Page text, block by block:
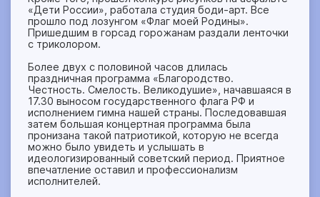
«Дети России», работала студия боди-арт. Все
прошло под лозунгом «Флаг моей Родины».
Пришедшим в горсад горожанам раздали ленточки
с триколором.
Более двух с половиной часов длилась
праздничная программа «Благородство.
Честность. Смелость. Великодушие», начавшаяся в
17.30 выносом государственного флага РФ и
исполнением гимна нашей страны. Последовавшая
затем большая концертная программа была
пронизана такой патриотикой, которую не всегда
можно было увидеть и услышать в
идеологизированный советский период. Приятное
впечатление оставил и профессионализм
исполнителей.